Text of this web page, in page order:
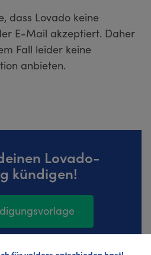
dass Lovado keine
E-Mail akzeptiert. Daher
Fall leider keine
anbieten.
Lovado-
kündigen!